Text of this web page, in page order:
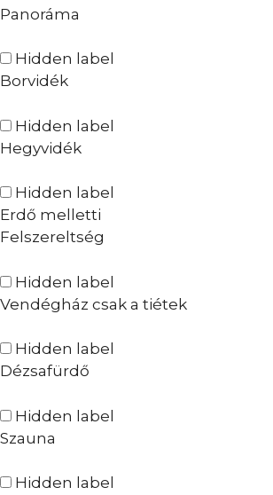
Panoráma
Hidden label
Borvidék
Hidden label
Hegyvidék
Hidden label
Erdő melletti
Felszereltség
Hidden label
Vendégház csak a tiétek
Hidden label
Dézsafürdő
Hidden label
Szauna
Hidden label